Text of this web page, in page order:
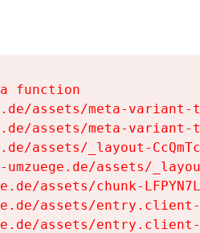
function
assets/meta-variant-
assets/meta-variant-
assets/_layout-
assets/
assets/chunk-
assets/
assets/